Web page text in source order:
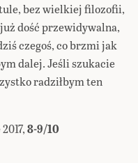
bez wielkiej filozofii,
dość przewidywalna,
czegoś, co brzmi jak
dalej. Jeśli szukacie
radziłbym ten
8-9/10